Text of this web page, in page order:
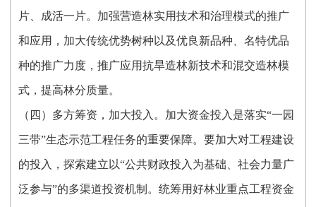
片、成活一片。加强营造林实用技术和治理模式的推广
和应用，加大传统优势树种以及优良新品种、名特优品
种的推广力度，推广应用抗旱造林新技术和混交造林模
式，提高林分质量。
（四）多方筹资，加大投入。加大资金投入是落实“一园
三带”生态示范工程任务的重要保障。要加大对工程建设
的投入，探索建立以“公共财政投入为基础、社会力量广
泛参与”的多渠道投资机制。统筹用好林业重点工程资金